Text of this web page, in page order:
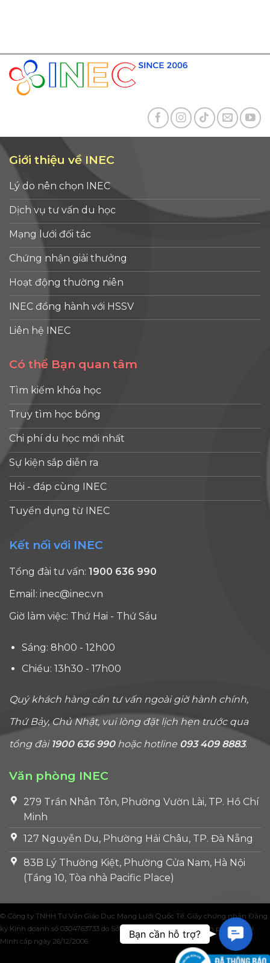
Giới thiệu về INEC
Lý do nên chọn INEC
Dịch vụ tư vấn du học
Mạng lưới đối tác
Chứng nhận giải thưởng
Hoạt động thường niên
INEC đồng hành với HSSV
Liên hệ INEC
Có thể Bạn quan tâm
Tìm kiếm khóa học
Truy tìm học bổng
Chi phí du học mới nhất
Sự kiện sắp diễn ra
Hỏi - đáp cùng INEC
Tuyển dụng từ INEC
Kết nối với INEC
Tổng đài tư vấn: 1900 636 990
Email: inec@inec.vn
Giờ làm việc: Thứ Hai - Thứ Sáu
Sáng: 8h00 - 12h00
Chiều: 13h30 - 17h00
Quý khách hàng cần tư vấn ngoài giờ hành chính,
Thứ Bảy, Chủ Nhật, vui lòng đặt lịch hẹn trước qua
tổng đài 1900 636 990hoặc hotline 093 409 8883.
Văn phòng INEC
279 Trần Nhân Tôn, Phường Vườn Lài, TP. Hồ Chí
Minh
127 Nguyễn Du, Phường Hải Châu, TP. Đà Nẵng
83B Lý Thường Kiệt, Phường Cửa Nam, Hà Nội
(Tầng 10, Tòa nhà Pacific Place)
© Công ty TNHH Tư Vấn Giáo Dục Mạng Lưới Quốc Tế. Giấy chứng nhận Đăng
ký Kinh doanh số 0304763733 do Sở Kế hoạch và Đầu tư Thành phố Hồ Chí
Minh cấp ngày 26/12/2006.
Bạn cần hỗ trợ?